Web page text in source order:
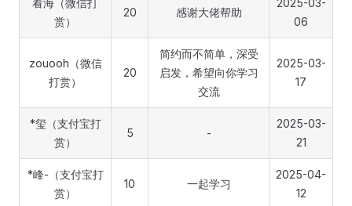
看海（微信打
赏）
20 感谢大佬帮助
2025-03-
06
zouooh（微信
打赏）
20
简约而不简单，深受
启发，希望向你学习
交流
2025-03-
17
*玺（支付宝打
赏）
5 -
2025-03-
21
*峰-（支付宝打
赏）
10 一起学习
2025-04-
12